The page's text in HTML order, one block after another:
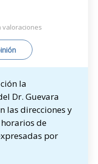
valoraciones
la
Dr. Guevara
las direcciones y
de
por